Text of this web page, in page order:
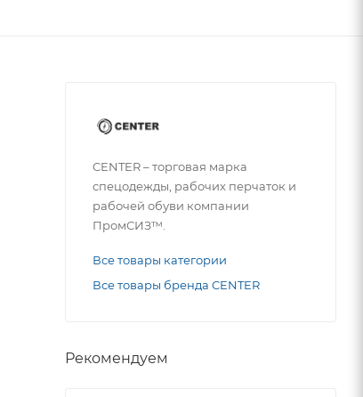
CENTER – торговая марка
спецодежды, рабочих перчаток и
рабочей обуви компании
ПромСИЗ™.
Все товары категории
Все товары бренда CENTER
Рекомендуем